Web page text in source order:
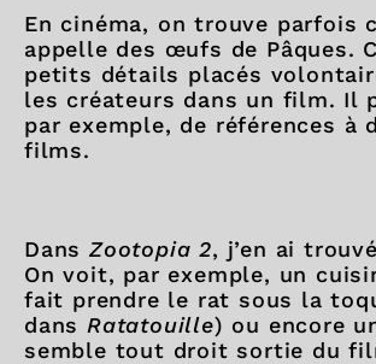
En cinéma, on trouve parfois
appelle des œufs de Pâques.
petits détails placés
les créateurs dans un film. Il
par exemple, de références à
films.
Dans Zootopia 2, j’en ai
On voit, par exemple, un
fait prendre le rat sous la
dans Ratatouille) ou encore
semble tout droit sortie du